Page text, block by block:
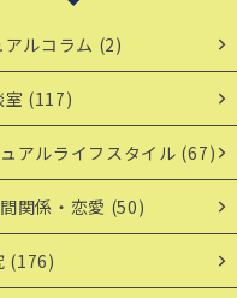
アルコラム (2)
室 (117)
アルライフスタイル (67)
関係・恋愛 (50)
(176)